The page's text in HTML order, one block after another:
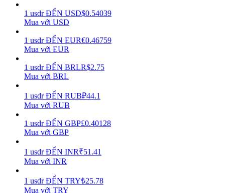
Power Piggy
Làm cho tài sản của bạn tăng giá trị đều đặn
1 usdr ĐẾN USD$0.54039
Mua với USD
1 usdr ĐẾN EUR€0.46759
Mua với EUR
1 usdr ĐẾN BRLR$2.75
Mua với BRL
1 usdr ĐẾN RUB₽44.1
Mua với RUB
1 usdr ĐẾN GBP£0.40128
Mua với GBP
1 usdr ĐẾN INR₹51.41
Mua với INR
1 usdr ĐẾN TRY₺25.78
Mua với TRY